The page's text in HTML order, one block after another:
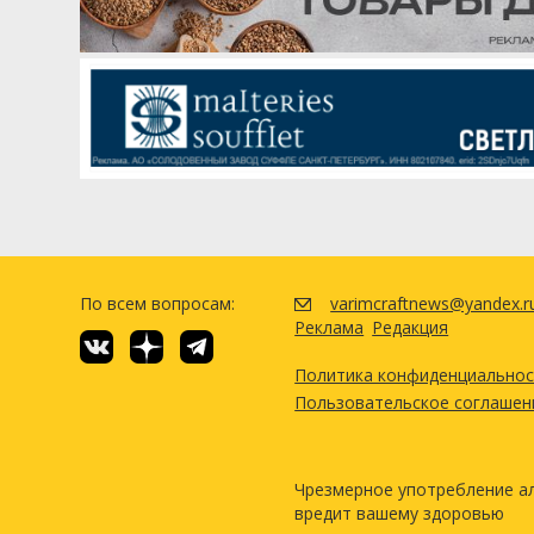
Посмотреть
Turbinado Boil for 15 min
Хмель
Энигма (Enigma)
Imperial Yeast - A44 Kveiking
Посмотреть
По всем вопросам:
Реклама Редакция
Политика
Пользовательское
Чрезмерное употребление
вредит вашему здоровью